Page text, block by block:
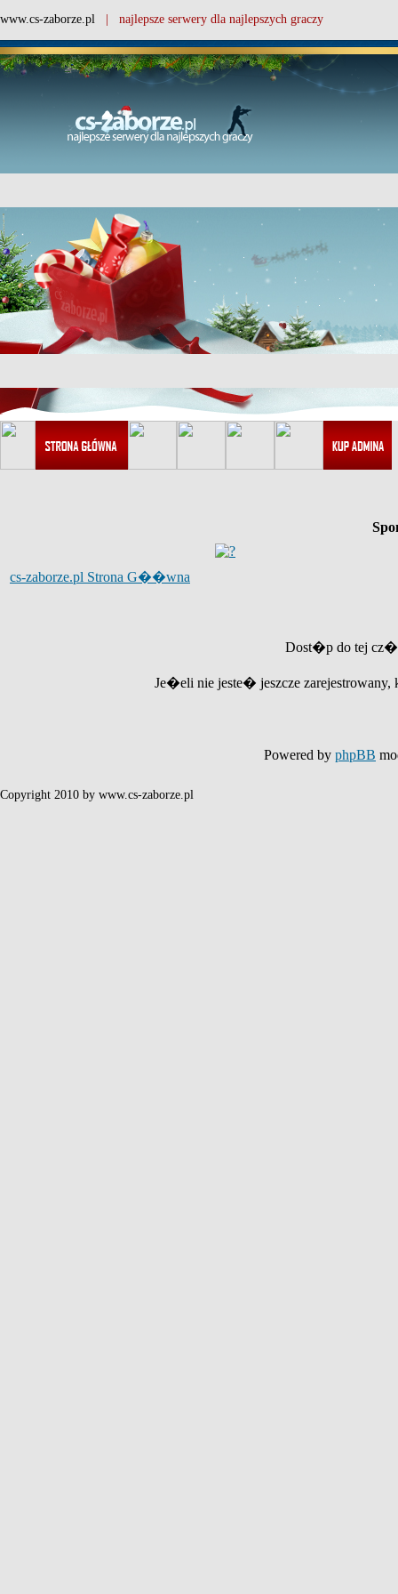
www.cs-zaborze.pl | najlepsze serwery dla najlepszych graczy
cs-zaborze.pl Strona G��wna
Dost�p do tej
Je�eli nie jeste� jeszcze
Powered by phpBB
Copyright 2010 by www.cs-zaborze.pl